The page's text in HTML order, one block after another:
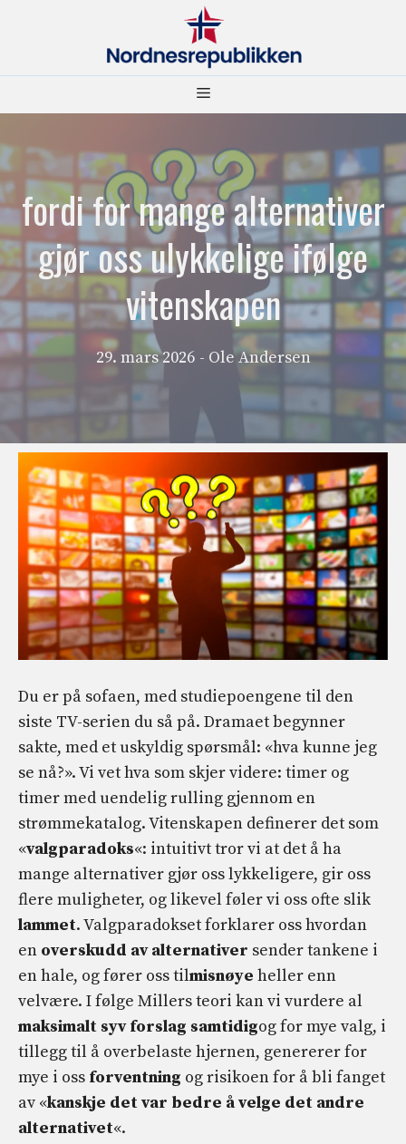
Meny
fordi for mange alternativer
gjør oss ulykkelige ifølge
vitenskapen
29. mars 2026 - Ole Andersen
Du er på sofaen, med studiepoengene til den
siste TV-serien du så på. Dramaet begynner
sakte, med et uskyldig spørsmål: «hva kunne jeg
se nå?». Vi vet hva som skjer videre: timer og
timer med uendelig rulling gjennom en
strømmekatalog. Vitenskapen definerer det som
«valgparadoks«: intuitivt tror vi at det å ha
mange alternativer gjør oss lykkeligere, gir oss
flere muligheter, og likevel føler vi oss ofte slik
lammet. Valgparadokset forklarer oss hvordan
en overskudd av alternativer sender tankene i
en hale, og fører oss tilmisnøye heller enn
velvære. I følge Millers teori kan vi vurdere al
maksimalt syv forslag samtidigog for mye valg, i
tillegg til å overbelaste hjernen, genererer for
mye i oss forventning og risikoen for å bli fanget
av «kanskje det var bedre å velge det andre
alternativet«.